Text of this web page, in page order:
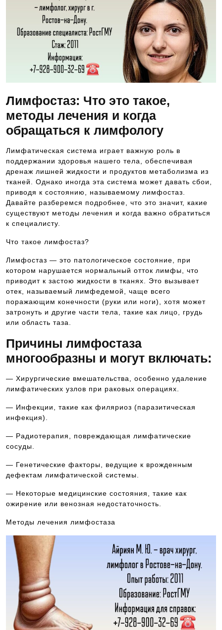
Лимфостаз: Что это такое,
методы лечения и когда
обращаться к лимфологу
Лимфатическая система играет важную роль в
поддержании здоровья нашего тела, обеспечивая
дренаж лишней жидкости и продуктов метаболизма из
тканей. Однако иногда эта система может давать сбои,
приводя к состоянию, называемому лимфостаз.
Давайте разберемся подробнее, что это значит, какие
существуют методы лечения и когда важно обратиться
к специалисту.
Что такое лимфостаз?
Лимфостаз — это патологическое состояние, при
котором нарушается нормальный отток лимфы, что
приводит к застою жидкости в тканях. Это вызывает
отек, называемый лимфедемой, чаще всего
поражающим конечности (руки или ноги), хотя может
затронуть и другие части тела, такие как лицо, грудь
или область таза.
Причины лимфостаза
многообразны и могут включать:
— Хирургические вмешательства, особенно удаление
лимфатических узлов при раковых операциях.
— Инфекции, такие как филяриоз (паразитическая
инфекция).
— Радиотерапия, повреждающая лимфатические
сосуды.
— Генетические факторы, ведущие к врожденным
дефектам лимфатической системы.
— Некоторые медицинские состояния, такие как
ожирение или венозная недостаточность.
Методы лечения лимфостаза